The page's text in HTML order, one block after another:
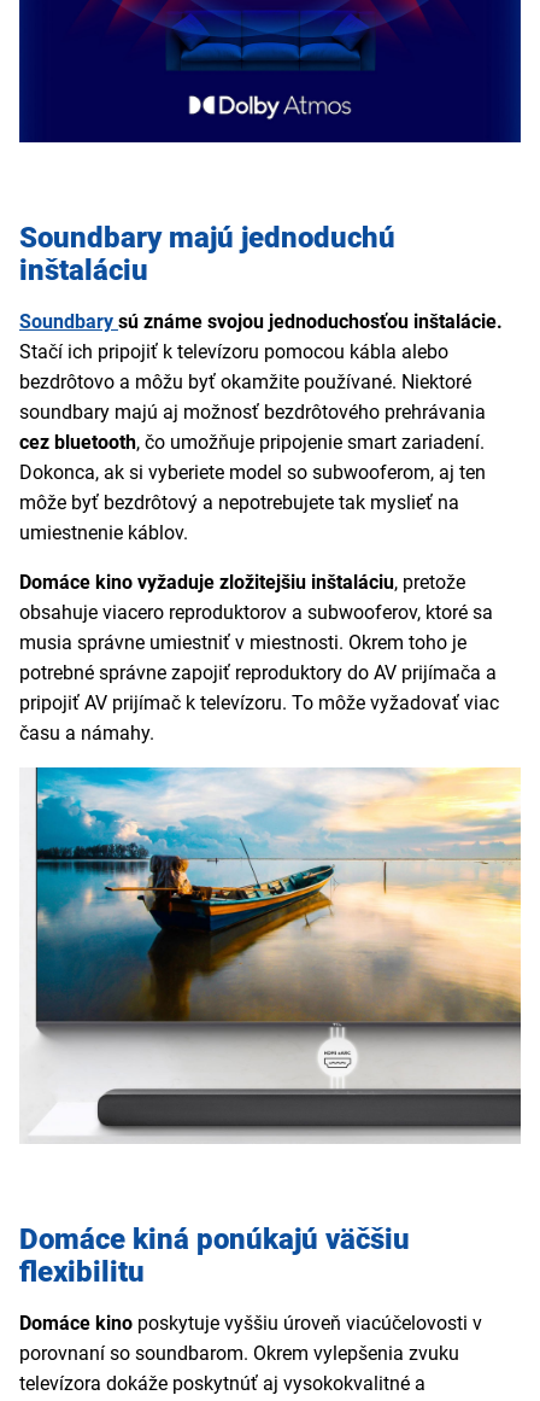
Soundbary majú jednoduchú
inštaláciu
Soundbary sú známe svojou jednoduchosťou inštalácie.
Stačí ich pripojiť k televízoru pomocou kábla alebo
bezdrôtovo a môžu byť okamžite používané. Niektoré
soundbary majú aj možnosť bezdrôtového prehrávania
cez bluetooth, čo umožňuje pripojenie smart zariadení.
Dokonca, ak si vyberiete model so subwooferom, aj ten
môže byť bezdrôtový a nepotrebujete tak myslieť na
umiestnenie káblov.
Domáce kino vyžaduje zložitejšiu inštaláciu, pretože
obsahuje viacero reproduktorov a subwooferov, ktoré sa
musia správne umiestniť v miestnosti. Okrem toho je
potrebné správne zapojiť reproduktory do AV prijímača a
pripojiť AV prijímač k televízoru. To môže vyžadovať viac
času a námahy.
Domáce kiná ponúkajú väčšiu
flexibilitu
Domáce kino poskytuje vyššiu úroveň viacúčelovosti v
porovnaní so soundbarom. Okrem vylepšenia zvuku
televízora dokáže poskytnúť aj vysokokvalitné a